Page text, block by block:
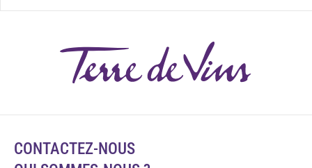
CONTACTEZ-NOUS